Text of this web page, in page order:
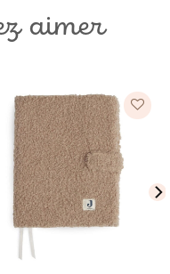
aimer
Ajouter
à ma
liste de
souhaits